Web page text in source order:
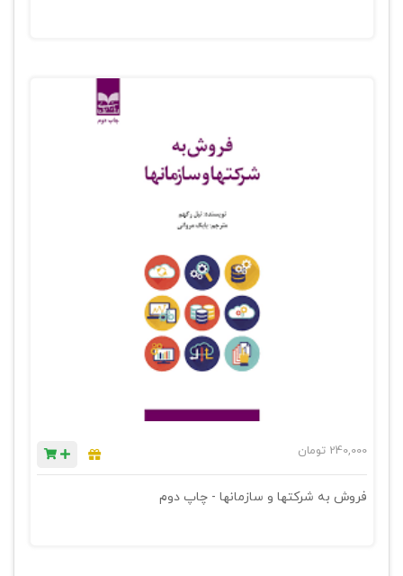
240,000 تومان
فروش به شرکتها و سازمانها - چاپ دوم